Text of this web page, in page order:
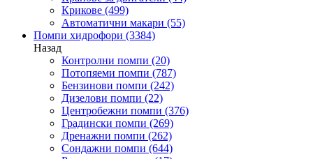
Крикове (499)
Автоматични макари (55)
Помпи хидрофори (3384)
Назад
Контролни помпи (20)
Потопяеми помпи (787)
Бензинови помпи (242)
Дизелови помпи (22)
Центробежни помпи (376)
Градински помпи (269)
Дренажни помпи (262)
Сондажни помпи (644)